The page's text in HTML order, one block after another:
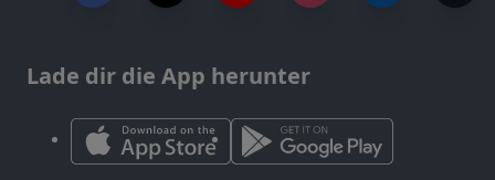
Lade dir die App herunter